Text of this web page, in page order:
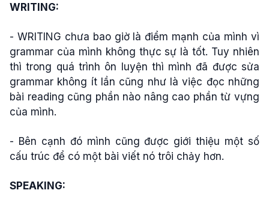
WRITING:
- WRITING chưa bao giờ là điểm mạnh của mình vì
grammar của mình không thực sự là tốt. Tuy nhiên
thì trong quá trình ôn luyện thì mình đã được sửa
grammar không ít lần cũng như là việc đọc những
bài reading cũng phần nào nâng cao phần từ vựng
của mình.
- Bên cạnh đó mình cũng được giới thiệu một số
cấu trúc để có một bài viết nó trôi chảy hơn.
SPEAKING: